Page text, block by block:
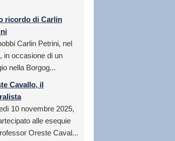
ricordo di Carlin
Carlin Petrini, nel
in occasione di un
nella Borgog...
Cavallo, il
10 novembre 2025,
alle esequie
Oreste Caval...